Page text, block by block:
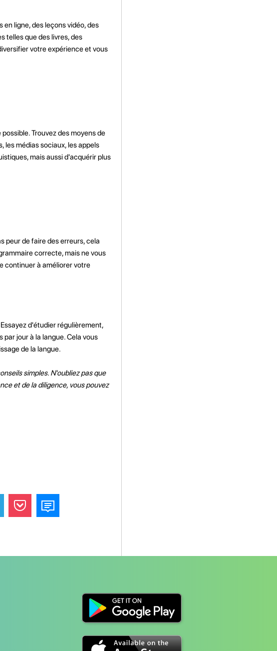
ligne, des leçons vidéo, des
telles que des livres, des
votre expérience et vous
Trouvez des moyens de
les médias sociaux, les appels
mais aussi d'acquérir plus
peur de faire des erreurs, cela
correcte, mais ne vous
continuer à améliorer votre
d'étudier régulièrement,
jour à la langue. Cela vous
de la langue.
simples. N'oubliez pas que
et de la diligence, vous pouvez